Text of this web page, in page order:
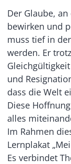
Der Glaube,
bewirken und
muss tief in
werden. Er
Gleichgültigkeit
und
dass die Welt
Diese
alles
Im Rahmen
Lernplakat
Es verbindet